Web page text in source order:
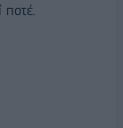
ποτέ.